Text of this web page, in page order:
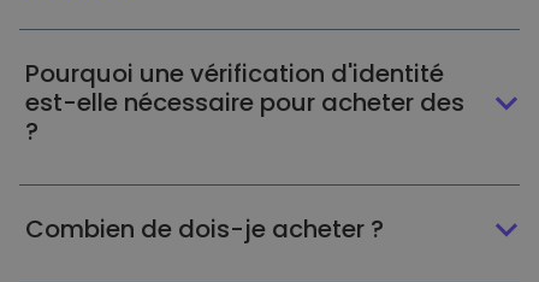
Pourquoi une vérification d'identité
est-elle nécessaire pour acheter des
?
Combien de dois-je acheter ?